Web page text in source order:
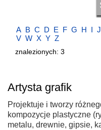
A B C D E F G H I J
V W X Y Z
znalezionych: 3
Artysta grafik
Projektuje i tworzy
kompozycje plastyczne
metalu, drewnie, gipsie,